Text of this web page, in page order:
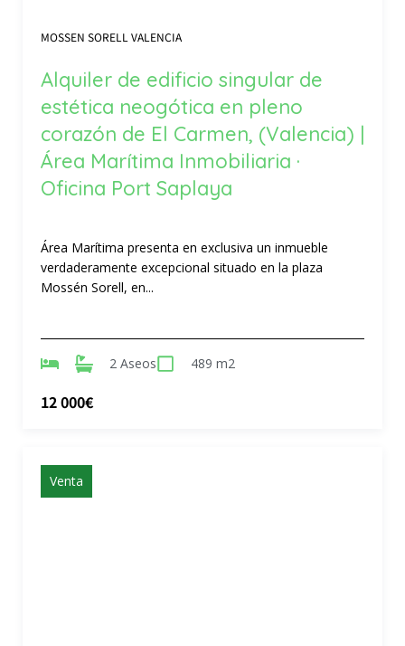
MOSSEN SORELL VALENCIA
Alquiler de edificio singular de
estética neogótica en pleno
corazón de El Carmen, (Valencia) |
Área Marítima Inmobiliaria ·
Oficina Port Saplaya
Área Marítima presenta en exclusiva un inmueble
verdaderamente excepcional situado en la plaza
Mossén Sorell, en...
2 Aseos 489 m2
12 000€
Venta